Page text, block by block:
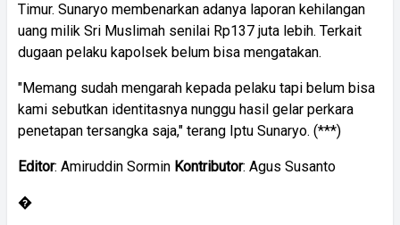
Timur. Sunaryo membenarkan adanya laporan kehilangan
uang milik Sri Muslimah senilai Rp137 juta lebih. Terkait
dugaan pelaku kapolsek belum bisa mengatakan.
"Memang sudah mengarah kepada pelaku tapi belum bisa
kami sebutkan identitasnya nunggu hasil gelar perkara
penetapan tersangka saja," terang Iptu Sunaryo. (***)
Editor: Amiruddin Sormin Kontributor: Agus Susanto
�